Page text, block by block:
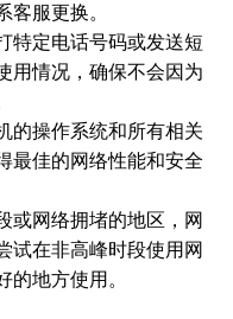
服更换。
特定电话号码或发送短
用情况，确保不会因为
的操作系统和所有相关
最佳的网络性能和安全
或网络拥堵的地区，网
试在非高峰时段使用网
地方使用。